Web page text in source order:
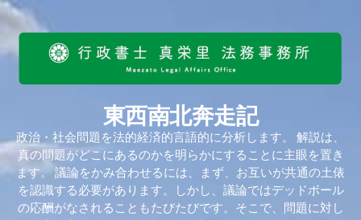
東西南北奔走記
政治・社会問題を法的経済的言語的に分析します。 解説は、
真の問題がどこにあるのかを明らかにすることに主眼を置き
ます。 議論をかみ合わせるには、まず、お互いが共通の土俵
を認識する必要があります。しかし、議論ではデッドボール
の応酬がなされることもたびたびです。そこで、問題に対し